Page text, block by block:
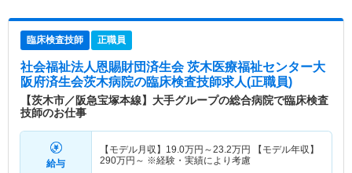
臨床検査技師 正職員
社会福祉法人恩賜財団済生会 茨木医療福祉センター大
阪府済生会茨木病院の臨床検査技師求人(正職員)
【茨木市／阪急宝塚本線】大手グループの総合病院で臨床検査
技師のお仕事
給与
【モデル月収】 19.0万円～23.2万円
【モデル年収】
290万円～ ※経験・実績により考慮